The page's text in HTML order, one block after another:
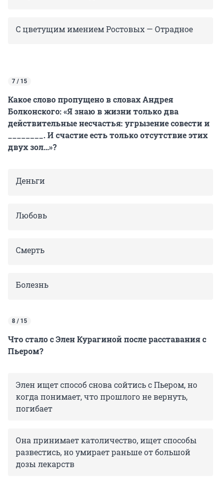
С цветущим имением Ростовых — Отрадное
7 / 15
Какое слово пропущено в словах Андрея
Болконского: «Я знаю в жизни только два
действительные несчастья: угрызение совести и
________. И счастие есть только отсутствие этих
двух зол…»?
Деньги
Любовь
Смерть
Болезнь
8 / 15
Что стало с Элен Курагиной после расставания с
Пьером?
Элен ищет способ снова сойтись с Пьером, но
когда понимает, что прошлого не вернуть,
погибает
Она принимает католичество, ищет способы
развестись, но умирает раньше от большой
дозы лекарств